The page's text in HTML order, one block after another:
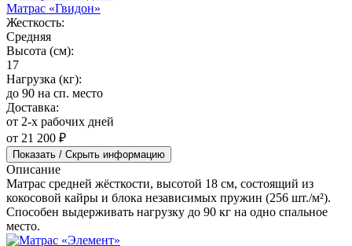
Матрас «Гвидон»
Жесткость:
Средняя
Высота (см):
17
Нагрузка (кг):
до 90 на сп. место
Доставка:
от 2-х рабочих дней
от 21 200 ₽
Показать / Скрыть информацию
Описание
Матрас средней жёсткости, высотой 18 см, состоящий из
кокосовой кайры и блока независимых пружин (256 шт./м²).
Способен выдерживать нагрузку до 90 кг на одно спальное
место.